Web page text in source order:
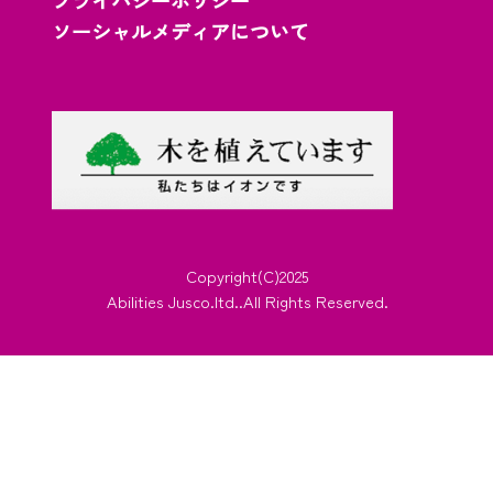
ソーシャルメディアについて
Copyright(C)2025
Abilities Jusco.ltd..All Rights Reserved.